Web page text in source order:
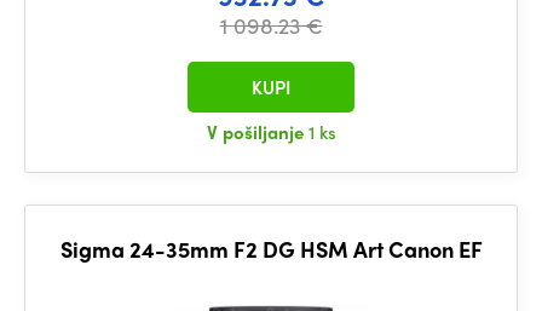
1 098.23 €
V pošiljanje1 ks
KUPI
Sigma 24-35mm F2 DG HSM Art Canon EF